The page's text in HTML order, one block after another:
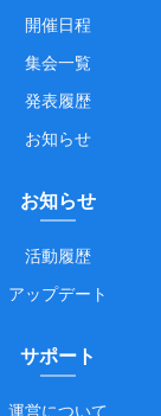
開催日程
集会一覧
発表履歴
お知らせ
お知らせ
活動履歴
アップデート
サポート
運営について